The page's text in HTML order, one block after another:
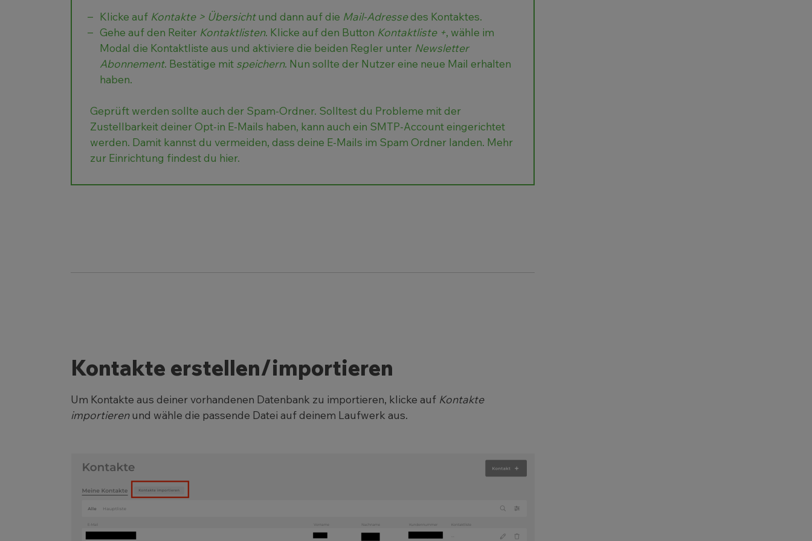
Klicke auf Kontakte > Übersichtund dann auf die Mail-Adressedes Kontaktes.
Gehe auf den Reiter Kontaktlisten. Klicke auf den Button Kontaktliste +, wähle im
Modal die Kontaktliste aus und aktiviere die beiden Regler unter Newsletter
Abonnement. Bestätige mit speichern. Nun sollte der Nutzer eine neue Mail erhalten
haben.
Geprüft werden sollte auch der Spam-Ordner. Solltest du Probleme mit der
Zustellbarkeit deiner Opt-in E-Mails haben, kann auch ein SMTP-Account eingerichtet
werden. Damit kannst du vermeiden, dass deine E-Mails im Spam Ordner landen. Mehr
zur Einrichtung findest du hier.
Kontakte erstellen/importieren
Um Kontakte aus deiner vorhandenen Datenbank zu importieren, klicke auf Kontakte
importierenund wähle die passende Datei auf deinem Laufwerk aus.